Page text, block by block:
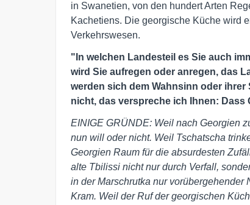
in Swanetien, von den hundert Arten
Kachetiens. Die georgische Küche wird
Verkehrswesen.
"In welchen Landesteil es Sie auch
wird Sie aufregen oder anregen, das
werden sich dem Wahnsinn oder
nicht, das verspreche ich Ihnen:
EINIGE GRÜNDE: Weil nach Georgien
nun will oder nicht. Weil Tschatscha
Georgien Raum für die absurdesten
alte Tbilissi nicht nur durch Verfall,
in der Marschrutka nur
Kram. Weil der Ruf der georgischen